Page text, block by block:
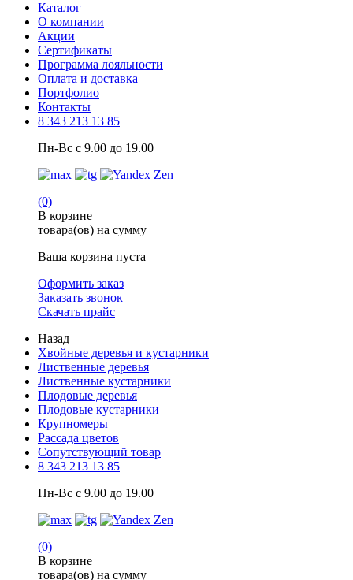
Каталог
О компании
Акции
Сертификаты
Программа лояльности
Оплата и доставка
Портфолио
Контакты
8 343 213 13 85
Пн-Вс с 9.00 до 19.00
(0)
В корзине
товара(ов) на сумму
Ваша корзина пуста
Оформить заказ
Заказать звонок
Скачать прайс
Назад
Хвойные деревья и кустарники
Лиственные деревья
Лиственные кустарники
Плодовые деревья
Плодовые кустарники
Крупномеры
Рассада цветов
Сопутствующий товар
8 343 213 13 85
Пн-Вс с 9.00 до 19.00
(0)
В корзине
товара(ов) на сумму